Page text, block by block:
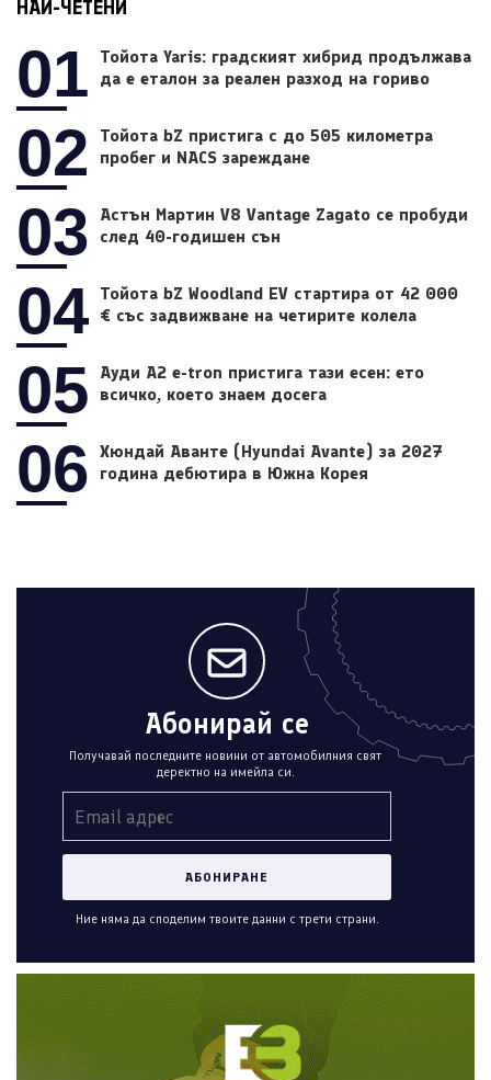
НАЙ-ЧЕТЕНИ
01
Тойота Yaris: градският хибрид продължава
да е еталон за реален разход на гориво
02
Тойота bZ пристига с до 505 километра
пробег и NACS зареждане
03
Астън Мартин V8 Vantage Zagato се пробуди
след 40-годишен сън
04 Тойота bZ Woodland EV стартира от 42 000
€ със задвижване на четирите колела
05
Ауди A2 e-tron пристига тази есен: ето
всичко, което знаем досега
06
Хюндай Аванте (Hyundai Avante) за 2027
година дебютира в Южна Корея
Абонирай се
Получавай последните новини от автомобилния свят
деректно на имейла си.
Ние няма да споделим твоите данни с трети страни.